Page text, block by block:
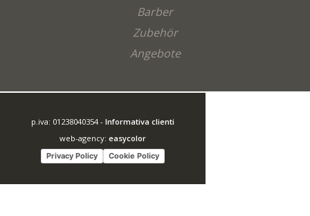
Barber
Zubehör
Angebote
p.iva: 01238040354 - Informativa clienti
web-agency: easycolor
Privacy Policy Cookie Policy